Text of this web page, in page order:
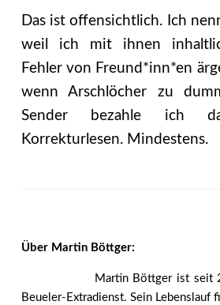
Das ist offensichtlich. Ich
weil ich mit ihnen
Fehler von Freund*inn*en
wenn Arschlöcher zu
Sender bezahle ich
Korrekturlesen. Mindestens.
Über Martin Böttger:
Martin Böttger ist seit
Beueler-Extradienst. Sein Lebenslauf